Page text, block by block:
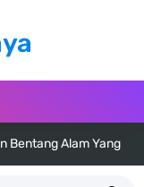
Bentang Alam Yang